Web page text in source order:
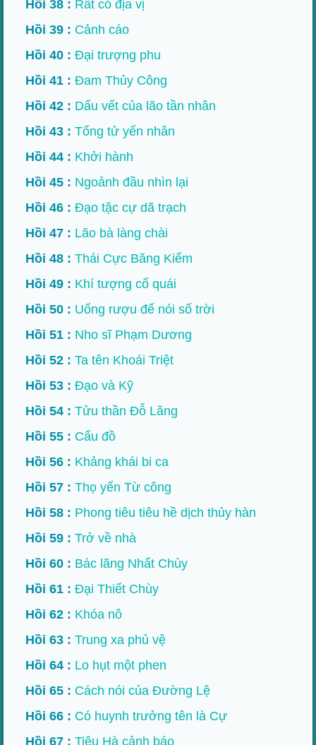
Hồi 38 : Rất có địa vị
Hồi 39 : Cảnh cáo
Hồi 40 : Đại trượng phu
Hồi 41 : Đam Thủy Công
Hồi 42 : Dấu vết của lão tần nhân
Hồi 43 : Tống tử yến nhân
Hồi 44 : Khởi hành
Hồi 45 : Ngoảnh đầu nhìn lại
Hồi 46 : Đạo tặc cự dã trạch
Hồi 47 : Lão bà làng chài
Hồi 48 : Thái Cực Băng Kiếm
Hồi 49 : Khí tượng cổ quái
Hồi 50 : Uống rượu đế nói số trời
Hồi 51 : Nho sĩ Phạm Dương
Hồi 52 : Ta tên Khoái Triệt
Hồi 53 : Đạo và Kỹ
Hồi 54 : Tửu thần Đỗ Lăng
Hồi 55 : Cẩu đồ
Hồi 56 : Khảng khái bi ca
Hồi 57 : Thọ yến Từ công
Hồi 58 : Phong tiêu tiêu hề dịch thủy hàn
Hồi 59 : Trở về nhà
Hồi 60 : Bác lãng Nhất Chùy
Hồi 61 : Đại Thiết Chùy
Hồi 62 : Khóa nô
Hồi 63 : Trung xa phủ vệ
Hồi 64 : Lo hụt một phen
Hồi 65 : Cách nói của Đường Lệ
Hồi 66 : Có huynh trưởng tên là Cự
Hồi 67 : Tiêu Hà cảnh báo